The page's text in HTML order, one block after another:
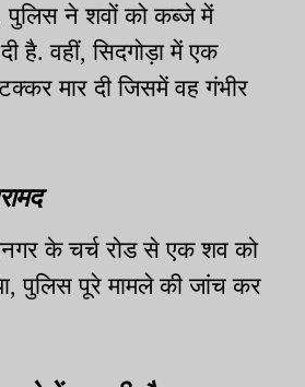
पुलिस ने शवों को कब्जे में
है. वहीं, सिदगोड़ा में एक
मार दी जिसमें वह गंभीर
के चर्च रोड से एक शव को
पुलिस पूरे मामले की जांच कर